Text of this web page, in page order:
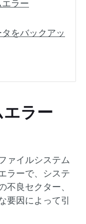
ラー
をバックアッ
ラー
ァイルシステム
ラーで、システ
不良セクター、
要因によって引